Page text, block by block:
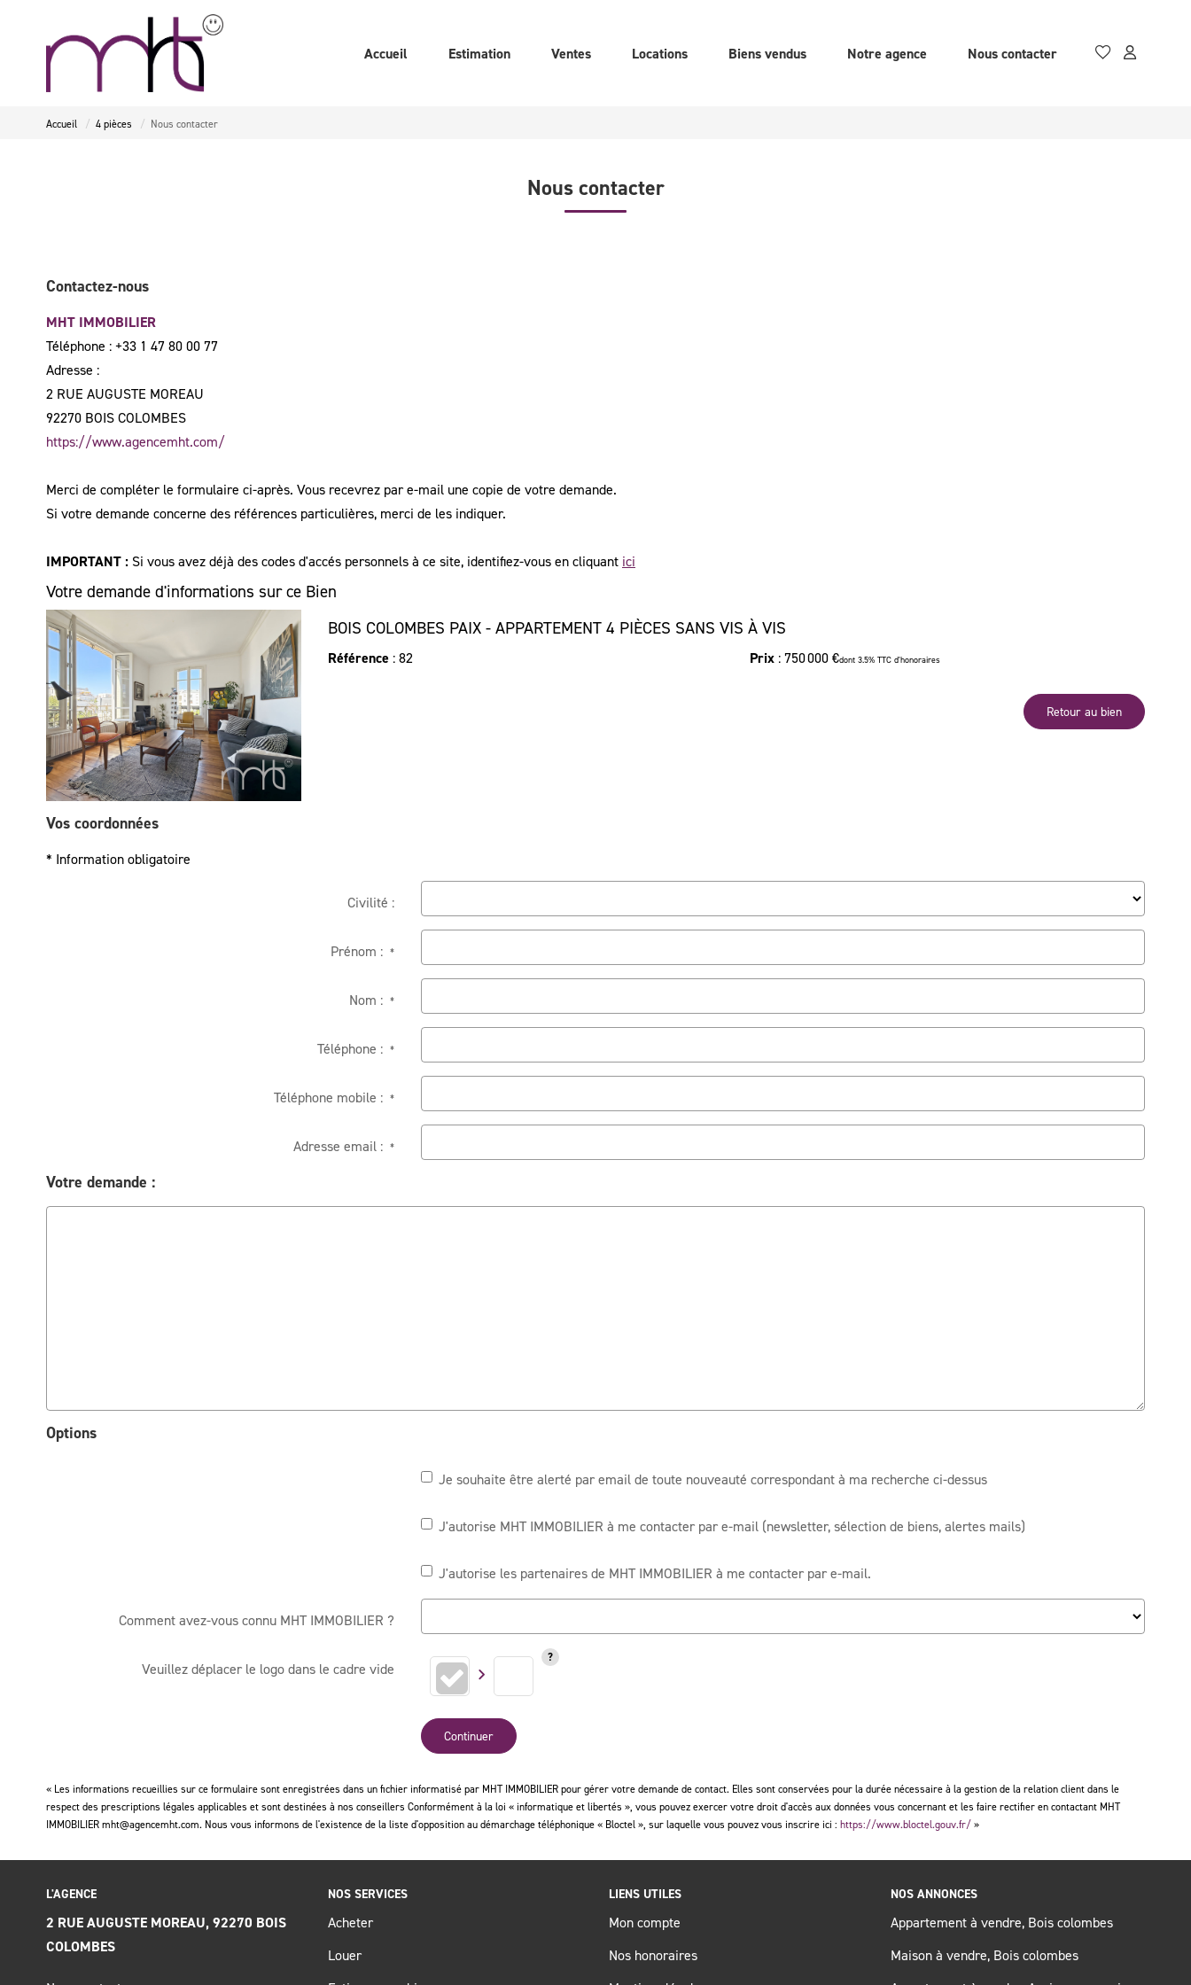
Accueil Estimation Ventes Locations Biens vendus Notre agence Nous contacter
Accueil 4 pièces Nous contacter
Nous contacter
Contactez-nous
MHT IMMOBILIER
Téléphone : +33 1 47 80 00 77
Adresse :
2 RUE AUGUSTE MOREAU
92270 BOIS COLOMBES
https://www.agencemht.com/
Merci de compléter le formulaire ci-après. Vous recevrez par e-mail une copie de votre demande.
Si votre demande concerne des références particulières, merci de les indiquer.
IMPORTANT : Si vous avez déjà des codes d'accés personnels à ce site, identifiez-vous en cliquant ici
Votre demande d'informations sur ce Bien
BOIS COLOMBES PAIX - APPARTEMENT 4 PIÈCES SANS VIS À VIS
Référence : 82 Prix: 750 000 €dont 3.5% TTC d'honoraires
Retour au bien
Vos coordonnées
* Information obligatoire
Civilité :
Prénom :*
Nom :*
Téléphone :*
Téléphone mobile :*
Adresse email :*
Votre demande :
Options
Je souhaite être alerté par email de toute nouveauté correspondant à ma recherche ci-dessus
J'autorise MHT IMMOBILIER à me contacter par e-mail (newsletter, sélection de biens, alertes mails)
J'autorise les partenaires de MHT IMMOBILIER à me contacter par e-mail.
Comment avez-vous connu MHT IMMOBILIER ?
Veuillez déplacer le logo dans le cadre vide
Continuer
« Les informations recueillies sur ce formulaire sont enregistrées dans un fichier informatisé par MHT IMMOBILIER pour gérer votre demande de contact. Elles sont conservées pour la durée nécessaire à la gestion de la relation client dans le
respect des prescriptions légales applicables et sont destinées à nos conseillers Conformément à la loi « informatique et libertés », vous pouvez exercer votre droit d'accès aux données vous concernant et les faire rectifier en contactant MHT
IMMOBILIER mht@agencemht.com. Nous vous informons de l'existence de la liste d'opposition au démarchage téléphonique « Bloctel », sur laquelle vous pouvez vous inscrire ici : https://www.bloctel.gouv.fr/ »
L'AGENCE
2 RUE AUGUSTE MOREAU, 92270 BOIS
COLOMBES
NOS SERVICES
Acheter
Louer
LIENS UTILES
Mon compte
Nos honoraires
NOS ANNONCES
Appartement à vendre, Bois colombes
Maison à vendre, Bois colombes